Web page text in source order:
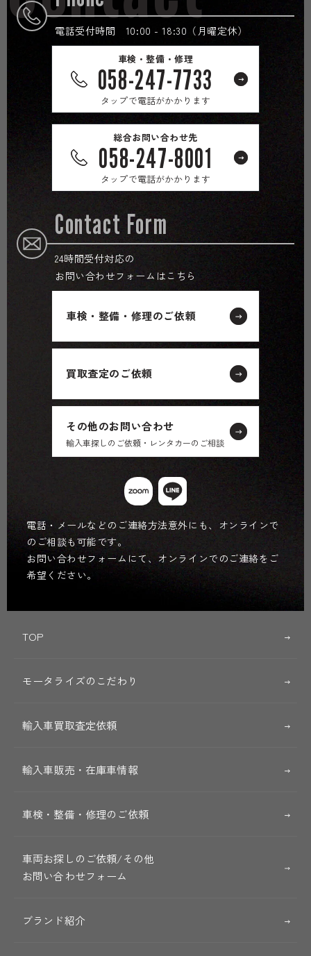
電話受付時間 10:00 - 18:30（月曜定休）
車検・整備・修理
058-247-7733
タップで電話がかかります
総合お問い合わせ先
058-247-8001
タップで電話がかかります
Contact Form
24時間受付対応の
お問い合わせフォームはこちら
車検・整備・修理のご依頼
買取査定のご依頼
その他のお問い合わせ
輸入車探しのご依頼・レンタカーのご相談
電話・メールなどのご連絡方法意外にも、オンラインで
のご相談も可能です。
お問い合わせフォームにて、オンラインでのご連絡をご
希望ください。
TOP
モータライズのこだわり
輸入車買取査定依頼
輸入車販売・在庫車情報
車検・整備・修理のご依頼
車両お探しのご依頼/その他
お問い合わせフォーム
ブランド紹介